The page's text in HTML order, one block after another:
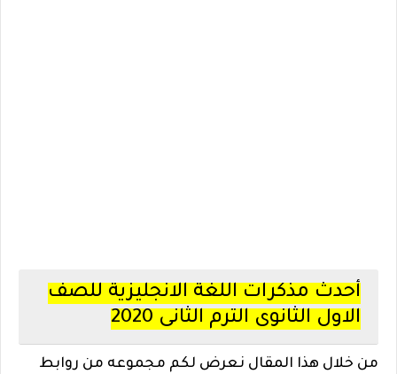
أحدث مذكرات اللغة الانجليزية للصف
الاول الثانوى الترم الثانى 2020
من خلال هذا المقال نعرض لكم مجموعه من روابط